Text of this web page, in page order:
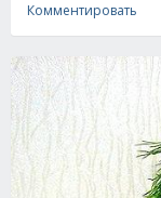
Комментировать